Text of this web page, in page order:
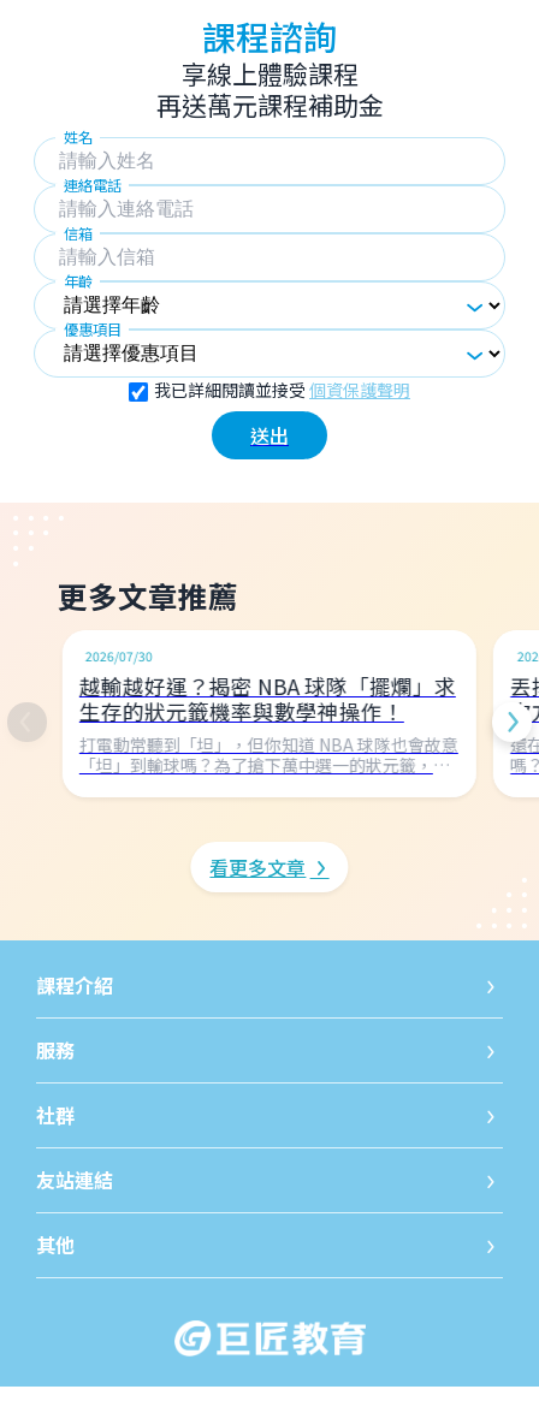
課程諮詢
享線上體驗課程
再送萬元課程補助金
姓名
連絡電話
信箱
年齡
優惠項目
我已詳細閱讀並接受 個資保護聲明
送出
更多文章推薦
看更多文章
2026/07/30
越輸越好運？揭密 NBA 球隊「擺爛」求
生存的狀元籤機率與數學神操作！
打電動常聽到「坦」，但你知道 NBA 球隊也會故意
「坦」到輸球嗎？為了搶下萬中選一的狀元籤，球
籤的機率密碼，看看 1000 種組合如何決定球隊命
丟
次
還
嗎
「
課程介紹
國小課程 國小
服務
線上發問 免費
社群
iWorld JR粉絲團
友站連結
巨匠教育 巨匠
其他